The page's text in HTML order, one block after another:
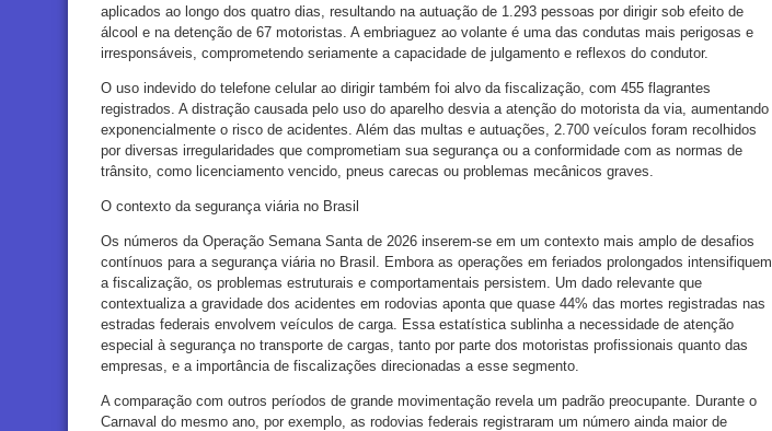
aplicados ao longo dos quatro dias, resultando na autuação de 1.293 pessoas por dirigir sob efeito de
álcool e na detenção de 67 motoristas. A embriaguez ao volante é uma das condutas mais perigosas e
irresponsáveis, comprometendo seriamente a capacidade de julgamento e reflexos do condutor.
O uso indevido do telefone celular ao dirigir também foi alvo da fiscalização, com 455 flagrantes
registrados. A distração causada pelo uso do aparelho desvia a atenção do motorista da via, aumentando
exponencialmente o risco de acidentes. Além das multas e autuações, 2.700 veículos foram recolhidos
por diversas irregularidades que comprometiam sua segurança ou a conformidade com as normas de
trânsito, como licenciamento vencido, pneus carecas ou problemas mecânicos graves.
O contexto da segurança viária no Brasil
Os números da Operação Semana Santa de 2026 inserem-se em um contexto mais amplo de desafios
contínuos para a segurança viária no Brasil. Embora as operações em feriados prolongados intensifiquem
a fiscalização, os problemas estruturais e comportamentais persistem. Um dado relevante que
contextualiza a gravidade dos acidentes em rodovias aponta que quase 44% das mortes registradas nas
estradas federais envolvem veículos de carga. Essa estatística sublinha a necessidade de atenção
especial à segurança no transporte de cargas, tanto por parte dos motoristas profissionais quanto das
empresas, e a importância de fiscalizações direcionadas a esse segmento.
A comparação com outros períodos de grande movimentação revela um padrão preocupante. Durante o
Carnaval do mesmo ano, por exemplo, as rodovias federais registraram um número ainda maior de